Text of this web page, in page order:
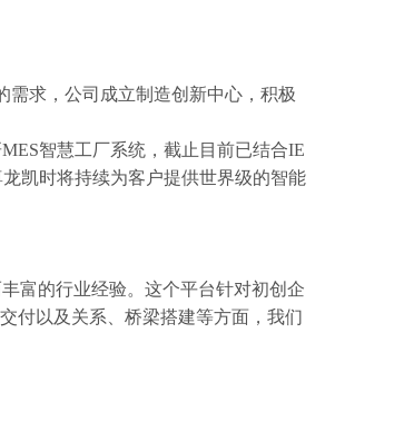
需求，公司成立制造创新中心，积极
MES智慧工厂系统，截止目前已结合IE
凯时将持续为客户提供世界级的智能
富的行业经验。这个平台针对初创企
付以及关系、桥梁搭建等方面，我们